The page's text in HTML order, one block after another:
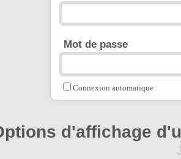
Mot de passe
Connexion automatique
d'affichage